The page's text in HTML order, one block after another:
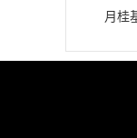
月桂